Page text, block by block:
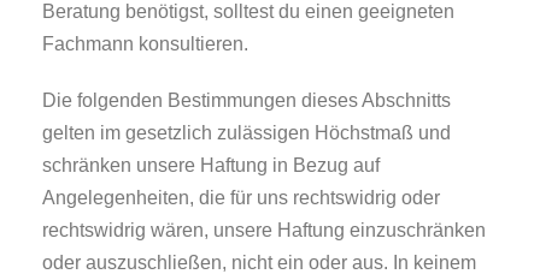
Beratung benötigst, solltest du einen geeigneten
Fachmann konsultieren.
Die folgenden Bestimmungen dieses Abschnitts
gelten im gesetzlich zulässigen Höchstmaß und
schränken unsere Haftung in Bezug auf
Angelegenheiten, die für uns rechtswidrig oder
rechtswidrig wären, unsere Haftung einzuschränken
oder auszuschließen, nicht ein oder aus. In keinem